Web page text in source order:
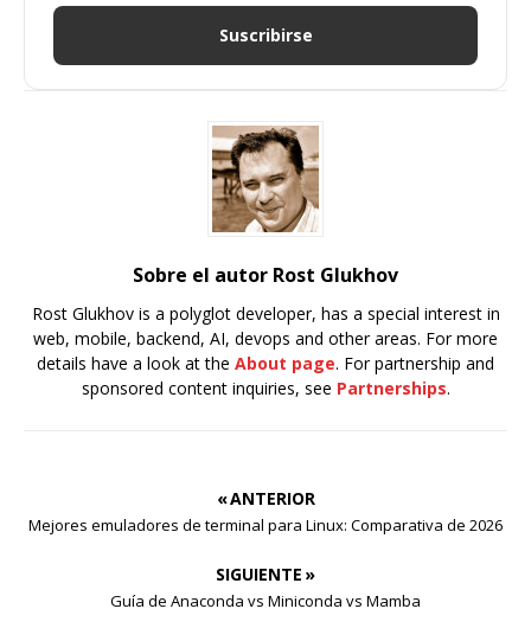
Suscribirse
Sobre el autor Rost Glukhov
Rost Glukhov is a polyglot developer, has a special interest in
web, mobile, backend, AI, devops and other areas. For more
details have a look at the About page. For partnership and
sponsored content inquiries, see Partnerships.
« ANTERIOR
Mejores emuladores de terminal para Linux: Comparativa de 2026
SIGUIENTE »
Guía de Anaconda vs Miniconda vs Mamba